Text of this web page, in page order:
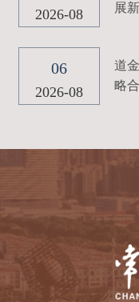
2026-08
展
06
2026-08
道
略